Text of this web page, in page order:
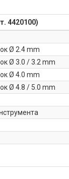
4420100)
Ø 2.4 mm
Ø 3.0 / 3.2 mm
Ø 4.0 mm
Ø 4.8 / 5.0 mm